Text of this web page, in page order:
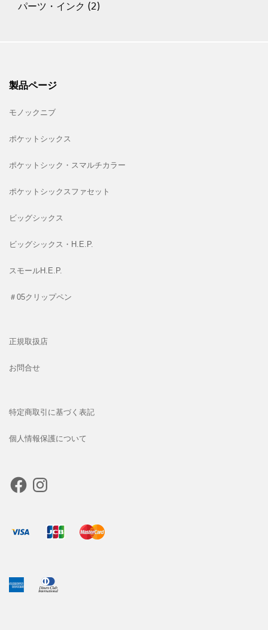
パーツ・インク (2)
製品ページ
モノックニブ
ポケットシックス
ポケットシック・スマルチカラー
ポケットシックスファセット
ビッグシックス
ビッグシックス・H.E.P.
スモールH.E.P.
＃05クリップペン
正規取扱店
お問合せ
特定商取引に基づく表記
個人情報保護について
FacebookInstagram